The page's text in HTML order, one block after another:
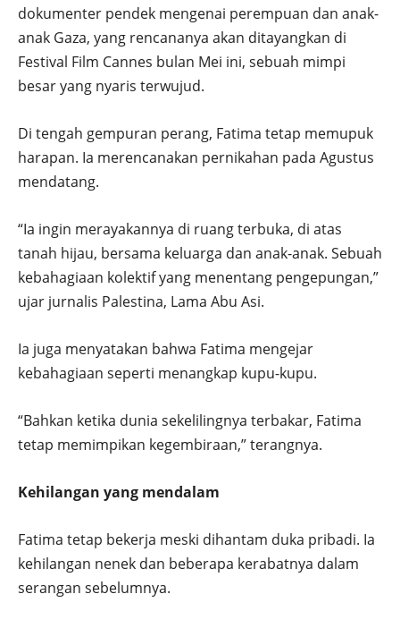
dokumenter pendek mengenai perempuan dan anak-
anak Gaza, yang rencananya akan ditayangkan di
Festival Film Cannes bulan Mei ini, sebuah mimpi
besar yang nyaris terwujud.
Di tengah gempuran perang, Fatima tetap memupuk
harapan. Ia merencanakan pernikahan pada Agustus
mendatang.
“Ia ingin merayakannya di ruang terbuka, di atas
tanah hijau, bersama keluarga dan anak-anak. Sebuah
kebahagiaan kolektif yang menentang pengepungan,”
ujar jurnalis Palestina, Lama Abu Asi.
Ia juga menyatakan bahwa Fatima mengejar
kebahagiaan seperti menangkap kupu-kupu.
“Bahkan ketika dunia sekelilingnya terbakar, Fatima
tetap memimpikan kegembiraan,” terangnya.
Kehilangan yang mendalam
Fatima tetap bekerja meski dihantam duka pribadi. Ia
kehilangan nenek dan beberapa kerabatnya dalam
serangan sebelumnya.